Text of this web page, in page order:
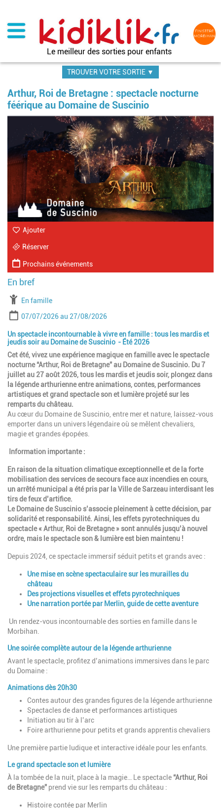
contenu
principal
Le meilleur des sorties pour enfants
TROUVER VOTRE SORTIE ▼
Arthur, Roi de Bretagne : spectacle nocturne
féérique au Domaine de Suscinio
Ajouter
Réserver
Prochains événements
À partir de
En famille
Période
Date de début
07/07/2026 Date de fin
27/08/2026
Un spectacle incontournable à vivre en famille : tous les mardis et
jeudis soir au Domaine de Suscinio - Été 2026
Cet été, vivez une expérience magique en famille avec le spectacle
nocturne “Arthur, Roi de Bretagne” au Domaine de Suscinio. Du 7
juillet au 27 août 2026, tous les mardis et jeudis soir, plongez dans
la légende arthurienne entre animations, contes, performances
artistiques et grand spectacle son et lumière projeté sur les
remparts du château.
Au cœur du Domaine de Suscinio, entre mer et nature, laissez-vous
emporter dans un univers légendaire où se mêlent chevaliers,
magie et grandes épopées.
Information importante :
En raison de la situation climatique exceptionnelle et de la forte
mobilisation des services de secours face aux incendies en cours,
un arrêté municipal a été pris par la Ville de Sarzeau interdisant les
tirs de feux d’artifice.
Le Domaine de Suscinio s’associe pleinement à cette décision, par
solidarité et responsabilité. Ainsi, les effets pyrotechniques du
spectacle « Arthur, Roi de Bretagne » sont annulés jusqu’à nouvel
ordre, mais le spectacle son & lumière est bien maintenu !
Depuis 2024, ce spectacle immersif séduit petits et grands avec :
Une mise en scène spectaculaire sur les murailles du
château
Des projections visuelles et effets pyrotechniques
Une narration portée par Merlin, guide de cette aventure
Un rendez-vous incontournable des sorties en famille dans le
Morbihan.
Une soirée complète autour de la légende arthurienne
Avant le spectacle, profitez d’animations immersives dans le parc
du Domaine :
Animations dès 20h30
Contes autour des grandes figures de la légende arthurienne
Spectacles de danse et performances artistiques
Initiation au tir à l’arc
Foire arthurienne pour petits et grands apprentis chevaliers
Une première partie ludique et interactive idéale pour les enfants.
Le grand spectacle son et lumière
À la tombée de la nuit, place à la magie… Le spectacle “Arthur, Roi
de Bretagne” prend vie sur les remparts du château :
Histoire contée par Merlin